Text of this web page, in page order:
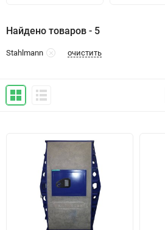
Найдено товаров - 5
Stahlmann очистить